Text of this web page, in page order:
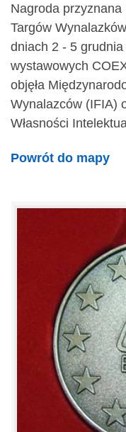
Nagroda
Targów
dniach 2 - 5
wystawowych
objęła
Wynalazców (IFIA)
Własności
Powrót do mapy